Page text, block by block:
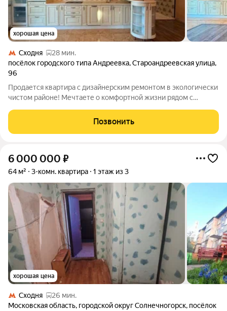
хорошая цена
Сходня
28 мин.
посёлок городского типа Андреевка,Староандреевская улица,
96
Продается квартира с дизайнерским ремонтом в экологически
чистом районе! Мечтаете о комфортной жизни рядом с
предложение: стильная квартира с высококачественным
дизайнерским ремонтом в малоэтажном
Позвонить
6 000 000 ₽
64 м² 3-комн. квартира 1 этаж из 3
хорошая цена
Сходня
26 мин.
Московская область, городской округ Солнечногорск, посёлок